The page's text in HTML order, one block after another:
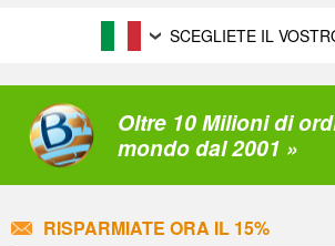
SCEGLIETE IL
Oltre 10 Milioni di
mondo dal 2001 »
RISPARMIATE ORA IL 15%